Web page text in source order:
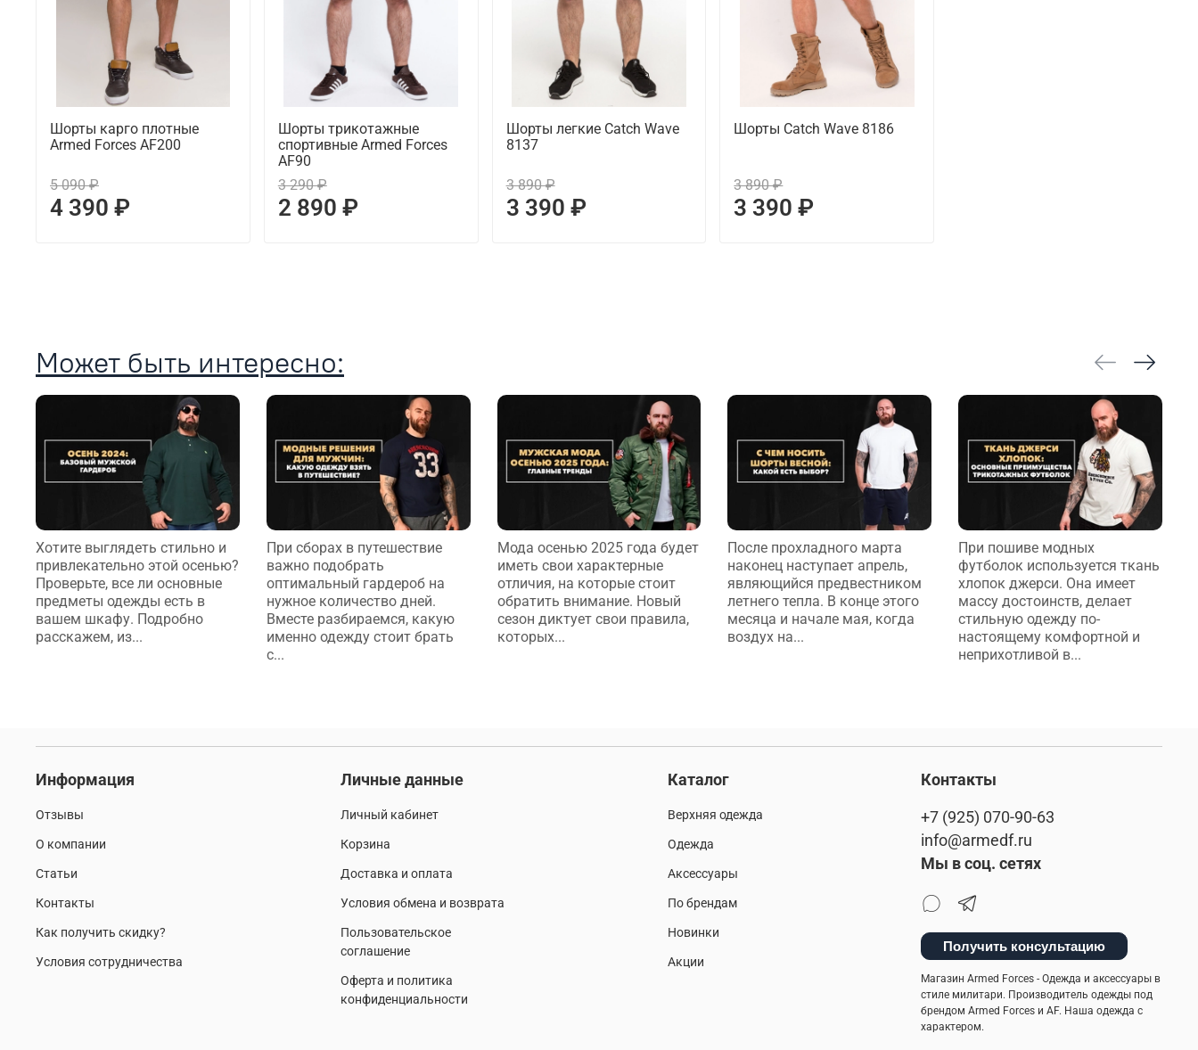
Шорты карго плотные
Armed Forces AF200
5 090 ₽
4 390 ₽
Шорты трикотажные
спортивные Armed Forces
AF90
3 290 ₽
2 890 ₽
Шорты легкие Catch Wave
8137
3 890 ₽
3 390 ₽
Шорты Catch Wave 8186
3 890 ₽
3 390 ₽
Может быть интересно:
Хотите выглядеть стильно и
привлекательно этой осенью?
Проверьте, все ли основные
предметы одежды есть в
вашем шкафу. Подробно
расскажем, из...
При сборах в путешествие
важно подобрать
оптимальный гардероб на
нужное количество дней.
Вместе разбираемся, какую
именно одежду стоит брать
с...
Мода осенью 2025 года будет
иметь свои характерные
отличия, на которые стоит
обратить внимание. Новый
сезон диктует свои правила,
которых...
После прохладного марта
наконец наступает апрель,
являющийся предвестником
летнего тепла. В конце этого
месяца и начале мая, когда
воздух на...
При пошиве модных
футболок используется ткань
хлопок джерси. Она имеет
массу достоинств, делает
стильную одежду по-
настоящему комфортной и
неприхотливой в...
Информация
Отзывы
О компании
Статьи
Контакты
Как получить скидку?
Условия сотрудничества
Личные данные
Личный кабинет
Корзина
Доставка и оплата
Условия обмена и возврата
Пользовательское
соглашение
Оферта и политика
конфиденциальности
Каталог
Верхняя одежда
Одежда
Аксессуары
По брендам
Новинки
Акции
Контакты
+7 (925) 070-90-63
info@armedf.ru
Мы в соц. сетях
Получить консультацию
Магазин Armed Forces - Одежда и аксессуары в
стиле милитари. Производитель одежды под
брендом Armed Forces и AF. Наша одежда с
характером.